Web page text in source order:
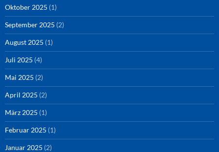
Oktober 2025 (1)
September 2025 (2)
August 2025 (1)
Juli 2025 (4)
Mai 2025 (2)
April 2025 (2)
März 2025 (1)
Februar 2025 (1)
Januar 2025 (2)